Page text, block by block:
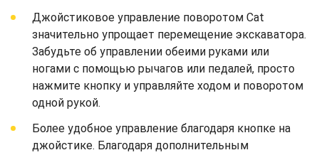
Джойстиковое управление поворотом Cat
значительно упрощает перемещение экскаватора.
Забудьте об управлении обеими руками или
ногами с помощью рычагов или педалей, просто
нажмите кнопку и управляйте ходом и поворотом
одной рукой.
Более удобное управление благодаря кнопке на
джойстике. Благодаря дополнительным